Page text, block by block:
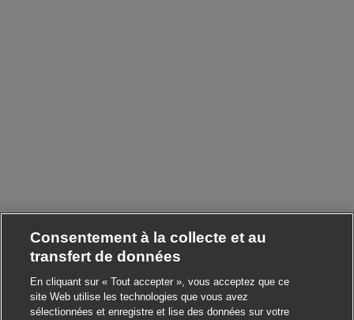
Consentement à la collecte et au
transfert de données
En cliquant sur « Tout accepter », vous acceptez que ce
site Web utilise les technologies que vous avez
sélectionnées et enregistre et lise des données sur votre